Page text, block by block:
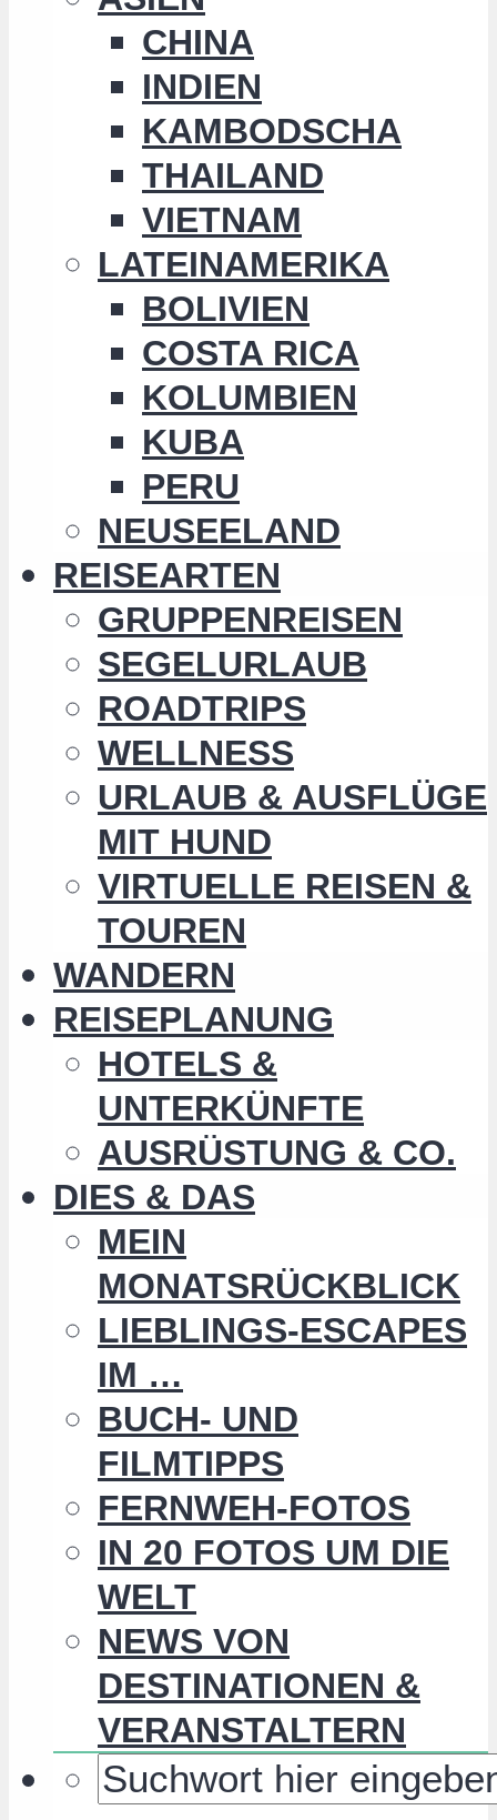
CHINA
INDIEN
KAMBODSCHA
THAILAND
VIETNAM
LATEINAMERIKA
BOLIVIEN
COSTA RICA
KOLUMBIEN
KUBA
PERU
NEUSEELAND
REISEARTEN
GRUPPENREISEN
SEGELURLAUB
ROADTRIPS
WELLNESS
URLAUB & AUSFLÜGE
MIT HUND
VIRTUELLE REISEN &
TOUREN
WANDERN
REISEPLANUNG
HOTELS &
UNTERKÜNFTE
AUSRÜSTUNG & CO.
DIES & DAS
MEIN
MONATSRÜCKBLICK
LIEBLINGS-ESCAPES
IM …
BUCH- UND
FILMTIPPS
FERNWEH-FOTOS
IN 20 FOTOS UM DIE
WELT
NEWS VON
DESTINATIONEN &
VERANSTALTERN